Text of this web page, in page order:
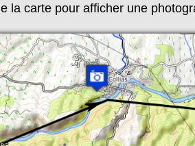
la carte pour afficher une